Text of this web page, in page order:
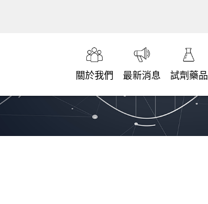
關於我們 最新消息 試劑藥品